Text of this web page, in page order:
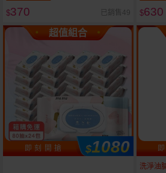
$370 已銷售49 $630
超值組合
即 刻 開 搶 $1080
洗淨油